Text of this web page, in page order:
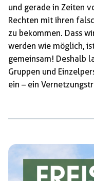
und gerade in Zeiten
Rechten mit ihren
zu bekommen. Dass
werden wie möglich,
gemeinsam! Deshalb
Gruppen und
ein – ein
gemeinsam mit euch
und co. gemeinsam